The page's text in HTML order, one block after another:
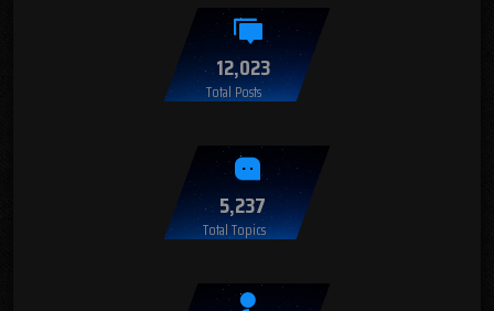
12,023
Total Posts
5,237
Total Topics